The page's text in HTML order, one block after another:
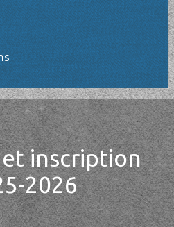
inscription
2026